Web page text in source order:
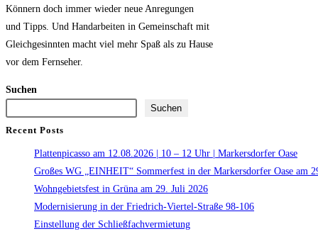
Könnern doch immer wieder neue Anregungen
und Tipps. Und Handarbeiten in Gemeinschaft mit
Gleichgesinnten macht viel mehr Spaß als zu Hause
vor dem Fernseher.
Suchen
Suchen
Recent Posts
Plattenpicasso am 12.08.2026 | 10 – 12 Uhr | Markersdorfer Oase
Großes WG „EINHEIT“ Sommerfest in der Markersdorfer Oase am
Wohngebietsfest in Grüna am 29. Juli 2026
Modernisierung in der Friedrich-Viertel-Straße 98-106
Einstellung der Schließfachvermietung